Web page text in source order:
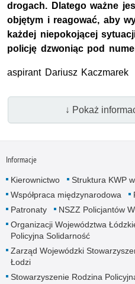
drogach. Dlatego ważne
objętym i reagować, aby
każdej niepokojącej
policję dzwoniąc pod
aspirant Dariusz Kaczmarek
↓ Pokaż
Informacje
Kierownictwo Struktura KWP
Współpraca międzynarodowa
Patronaty
NSZZ Policjantów
Organizacji Województwa
Policyjna Solidarność
Zarząd Wojewódzki
Łodzi
Stowarzyszenie Rodzina